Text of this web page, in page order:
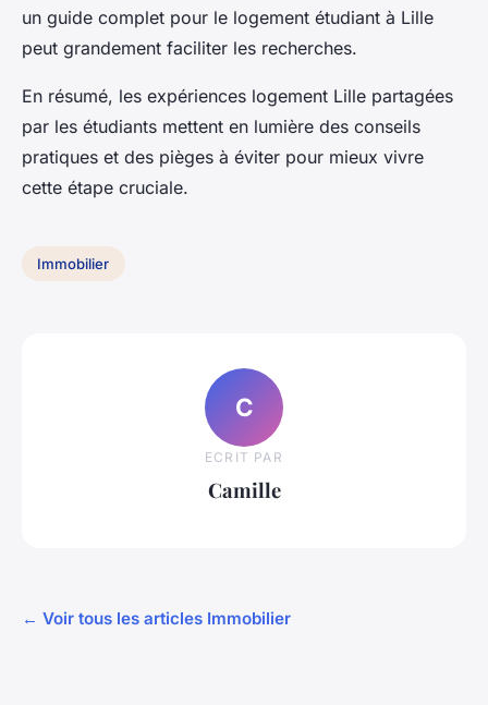
un guide complet pour le logement étudiant à Lille
peut grandement faciliter les recherches.
En résumé, les expériences logement Lille partagées
par les étudiants mettent en lumière des conseils
pratiques et des pièges à éviter pour mieux vivre
cette étape cruciale.
Immobilier
C
ECRIT PAR
Camille
← Voir tous les articles Immobilier